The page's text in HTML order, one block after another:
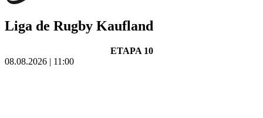
Liga de Rugby Kaufland
ETAPA 10
08.08.2026 | 11:00